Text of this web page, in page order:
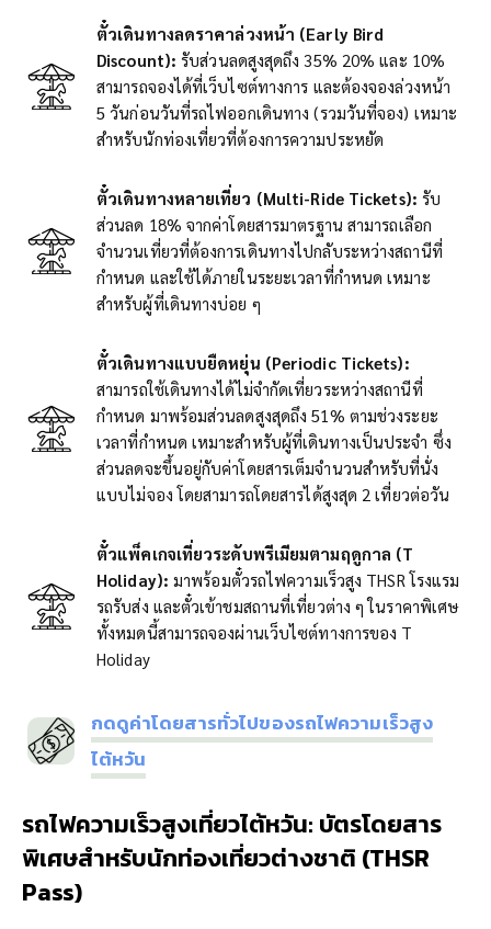
ตั๋วเดินทางลดราคาล่วงหน้า (Early Bird
Discount): รับส่วนลดสูงสุดถึง 35% 20% และ 10%
สามารถจองได้ที่เว็บไซต์ทางการ และต้องจองล่วงหน้า
5 วันก่อนวันที่รถไฟออกเดินทาง (รวมวันที่จอง) เหมาะ
สำหรับนักท่องเที่ยวที่ต้องการความประหยัด
ตั๋วเดินทางหลายเที่ยว (Multi-Ride Tickets): รับ
ส่วนลด 18% จากค่าโดยสารมาตรฐาน สามารถเลือก
จำนวนเที่ยวที่ต้องการเดินทางไปกลับระหว่างสถานีที่
กำหนด และใช้ได้ภายในระยะเวลาที่กำหนด เหมาะ
สำหรับผู้ที่เดินทางบ่อย ๆ
ตั๋วเดินทางแบบยืดหยุ่น (Periodic Tickets):
สามารถใช้เดินทางได้ไม่จำกัดเที่ยวระหว่างสถานีที่
กำหนด มาพร้อมส่วนลดสูงสุดถึง 51% ตามช่วงระยะ
เวลาที่กำหนด เหมาะสำหรับผู้ที่เดินทางเป็นประจำ ซึ่ง
ส่วนลดจะขึ้นอยู่กับค่าโดยสารเต็มจำนวนสำหรับที่นั่ง
แบบไม่จอง โดยสามารถโดยสารได้สูงสุด 2 เที่ยวต่อวัน
ตั๋วแพ็คเกจเที่ยวระดับพรีเมียมตามฤดูกาล (T
Holiday): มาพร้อมตั๋วรถไฟความเร็วสูง THSR โรงแรม
รถรับส่ง และตั๋วเข้าชมสถานที่เที่ยวต่าง ๆ ในราคาพิเศษ
ทั้งหมดนี้สามารถจองผ่านเว็บไซต์ทางการของ T
Holiday
กดดูค่าโดยสารทั่วไปของรถไฟความเร็วสูง
ไต้หวัน
รถไฟความเร็วสูงเที่ยวไต้หวัน: บัตรโดยสาร
พิเศษสำหรับนักท่องเที่ยวต่างชาติ (THSR
Pass)